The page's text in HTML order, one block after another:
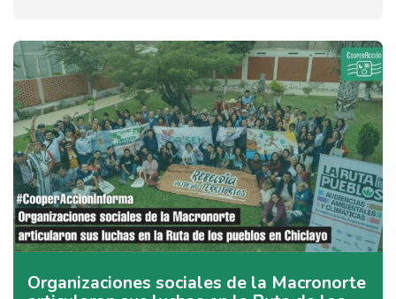
Organizaciones sociales de la Macronorte